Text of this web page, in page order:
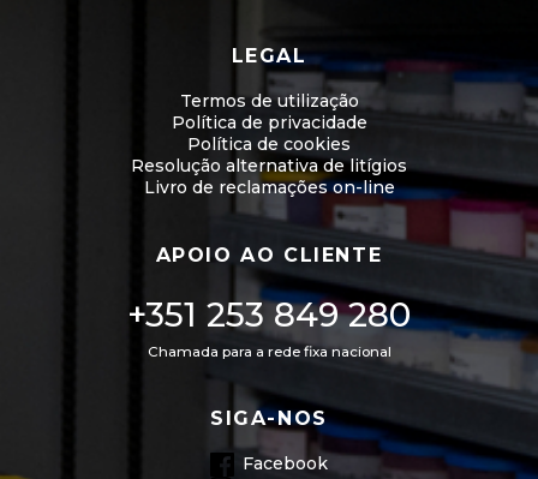
LEGAL
Termos de utilização
Política de privacidade
Política de cookies
Resolução alternativa de litígios
Livro de reclamações on-line
APOIO AO CLIENTE
+351 253 849 280
Chamada para a rede fixa nacional
SIGA-NOS
Facebook